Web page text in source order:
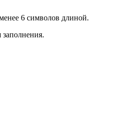
6 символов длиной.
заполнения.